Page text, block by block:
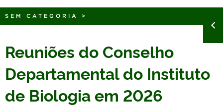
INTERNACIONAL
PORTARIAS
SEM CATEGORIA >
Reuniões do Conselho
Departamental do Instituto
de Biologia em 2026